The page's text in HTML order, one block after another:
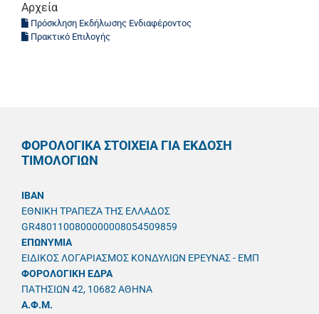
Αρχεία
Πρόσκληση Εκδήλωσης Ενδιαφέροντος
Πρακτικό Επιλογής
ΦΟΡΟΛΟΓΙΚΑ ΣΤΟΙΧΕΙΑ ΓΙΑ ΕΚΔΟΣΗ
ΤΙΜΟΛΟΓΙΩΝ
IBAN
ΕΘΝΙΚΗ ΤΡΑΠΕΖΑ ΤΗΣ ΕΛΛΑΔΟΣ
GR4801100800000008054509859
ΕΠΩΝΥΜΙΑ
ΕΙΔΙΚΟΣ ΛΟΓΑΡΙΑΣΜΟΣ ΚΟΝΔΥΛΙΩΝ ΕΡΕΥΝΑΣ - ΕΜΠ
ΦΟΡΟΛΟΓΙΚΗ ΕΔΡΑ
ΠΑΤΗΣΙΩΝ 42, 10682 ΑΘΗΝΑ
A.Φ.Μ.